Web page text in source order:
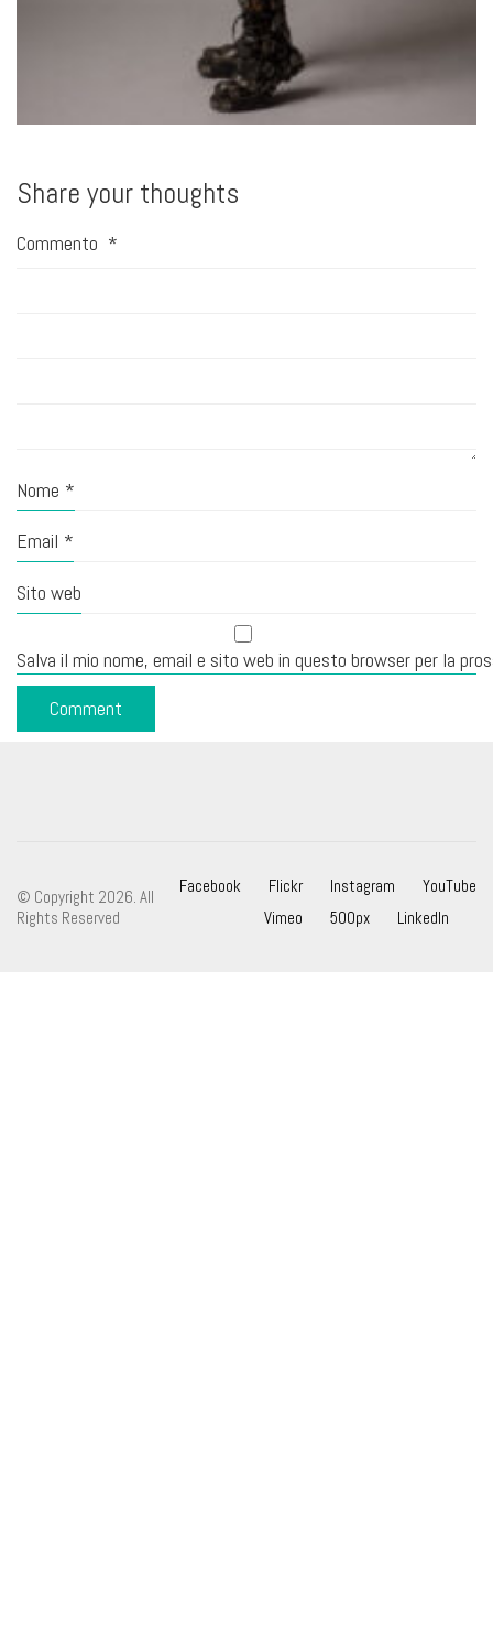
Share your thoughts
Commento *
Nome *
Email *
Sito web
Salva il mio nome, email e sito web in questo browser per la
Facebook Flickr Instagram
YouTube
Vimeo
500px LinkedIn
© Copyright 2026. All
Rights Reserved